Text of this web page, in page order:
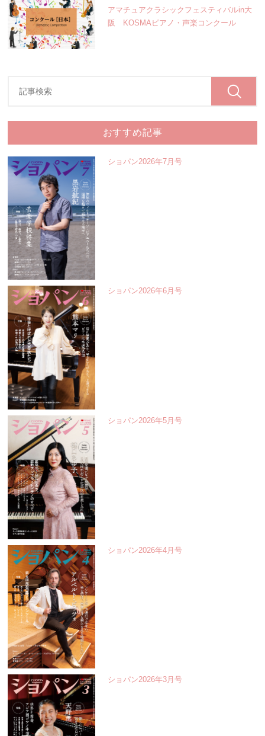
アマチュアクラシックフェスティバルin大
阪 KOSMAピアノ・声楽コンクール
おすすめ記事
ショパン2026年7月号
ショパン2026年6月号
ショパン2026年5月号
ショパン2026年4月号
ショパン2026年3月号